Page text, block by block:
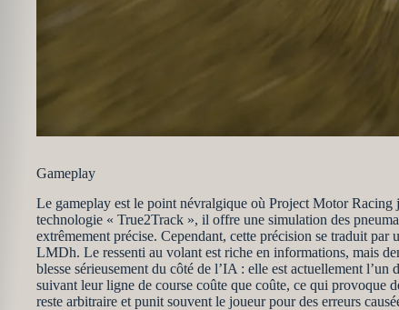
Gameplay
Le gameplay est le point névralgique où Project Motor Racing
technologie « True2Track », il offre une simulation des
extrêmement précise. Cependant, cette précision se traduit
LMDh. Le ressenti au volant est riche en informations, mais
blesse sérieusement du côté de l’IA : elle est actuellement
suivant leur ligne de course coûte que coûte, ce qui provoque
reste arbitraire et punit souvent le joueur pour des erreurs